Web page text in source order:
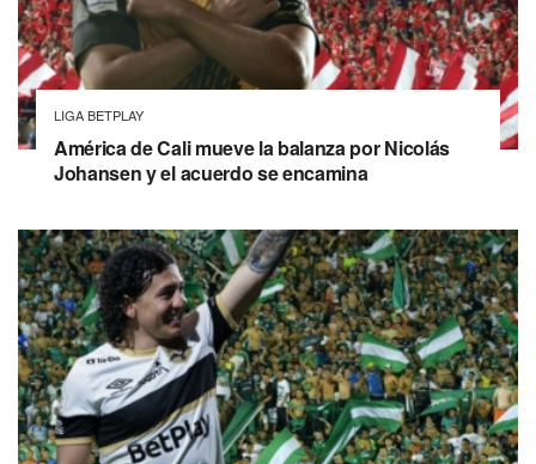
LIGA BETPLAY
América de Cali mueve la balanza por Nicolás
Johansen y el acuerdo se encamina